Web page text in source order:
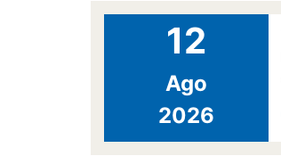
12
Ago
2026